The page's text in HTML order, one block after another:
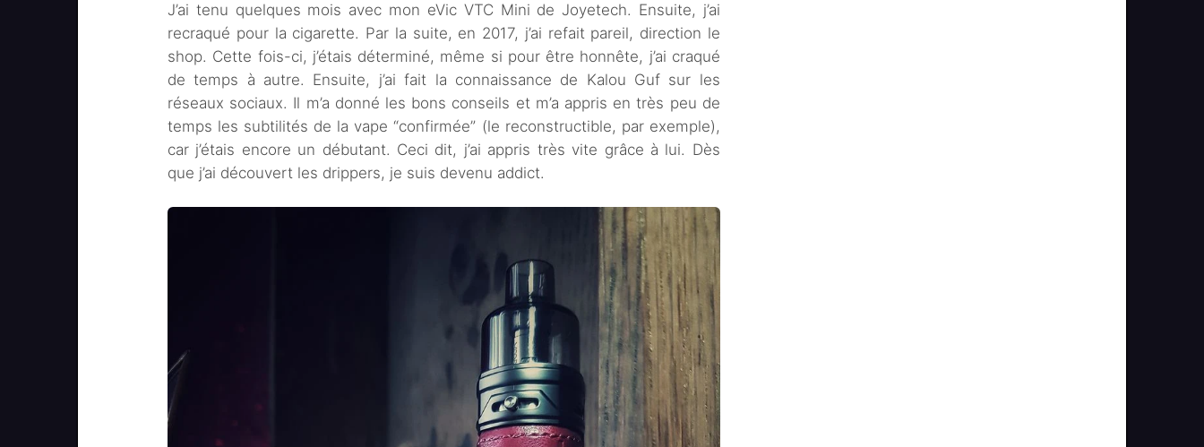
J’ai tenu quelques mois avec mon eVic VTC Mini de Joyetech. Ensuite, j’ai
recraqué pour la cigarette. Par la suite, en 2017, j’ai refait pareil, direction le
shop. Cette fois-ci, j’étais déterminé, même si pour être honnête, j’ai craqué
de temps à autre. Ensuite, j’ai fait la connaissance de Kalou Guf sur les
réseaux sociaux. Il m’a donné les bons conseils et m’a appris en très peu de
temps les subtilités de la vape “confirmée” (le reconstructible, par exemple),
car j’étais encore un débutant. Ceci dit, j’ai appris très vite grâce à lui. Dès
que j’ai découvert les drippers, je suis devenu addict.